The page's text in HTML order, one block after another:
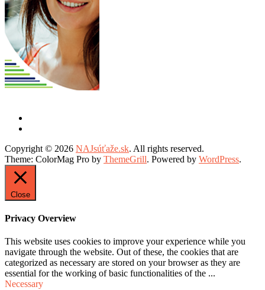
Copyright © 2026 NAJsúťaže.sk. All rights reserved.
Theme: ColorMag Pro by ThemeGrill. Powered by WordPress.
Close
Privacy Overview
This website uses cookies to improve your experience while you
navigate through the website. Out of these, the cookies that are
categorized as necessary are stored on your browser as they are
essential for the working of basic functionalities of the ...
Necessary